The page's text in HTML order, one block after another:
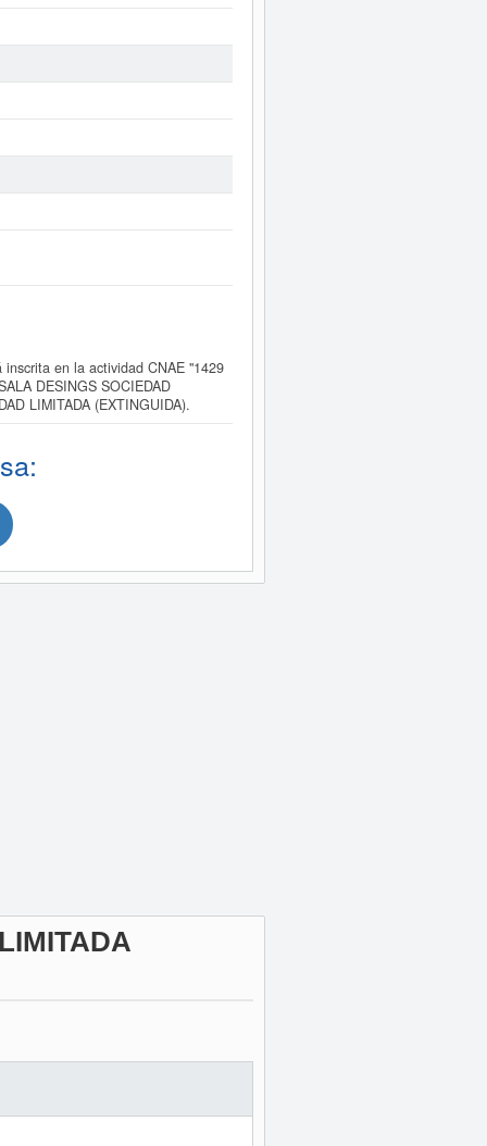
inscrita en la actividad CNAE "1429
DESINGS SOCIEDAD
LIMITADA (EXTINGUIDA).